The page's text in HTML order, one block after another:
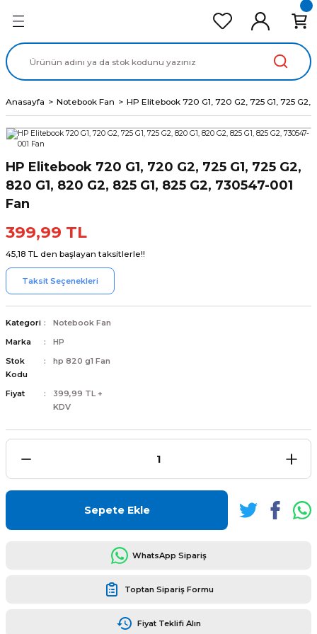
Ekran Panel
Data Kablo
Anasayfa Notebook Fan HP Elitebook 720 G1, 720 G2, 725 G1, 725 G2,
HP Elitebook 720 G1, 720 G2, 725 G1, 725 G2,
820 G1, 820 G2, 825 G1, 825 G2, 730547-001
Fan
399,99 TL
45,18 TL den başlayan taksitlerle!!
Taksit Seçenekleri
Kategori
Notebook Fan
Marka
HP
Stok
Kodu
hp 820 g1 Fan
Fiyat
399,99 TL +
KDV
Sepete Ekle
WhatsApp Sipariş
Toptan Sipariş Formu
Fiyat Teklifi Alın